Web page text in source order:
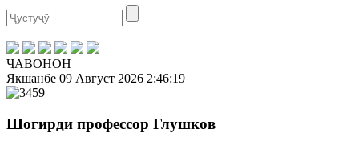
ҶАВОНОН
Якшанбе 09 Август 2026 2:46:20
Шогирди профессор Глушков